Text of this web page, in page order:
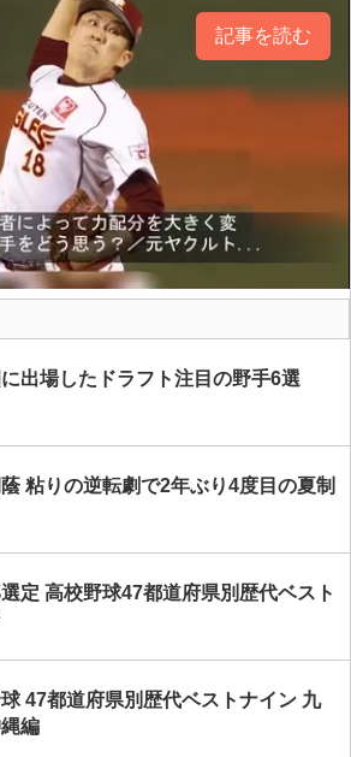
記事を読む
出場したドラフト注目の野手6選
粘りの逆転劇で2年ぶり4度目の夏制
定 高校野球47都道府県別歴代ベスト
47都道府県別歴代ベストナイン 九
編